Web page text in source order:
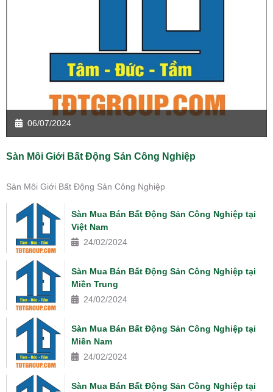
06/07/2024
Sàn Môi Giới Bất Động Sản Công Nghiệp
Sàn Môi Giới Bất Động Sản Công Nghiệp
Sàn Mua Bán Bất Động Sản Công Nghiệp tại
Việt Nam
24/02/2024
Sàn Mua Bán Bất Động Sản Công Nghiệp tại
Miền Trung
24/02/2024
Sàn Mua Bán Bất Động Sản Công Nghiệp tại
Miền Nam
24/02/2024
Sàn Mua Bán Bất Động Sản Công Nghiệp tại